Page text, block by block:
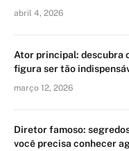
abril 4, 2026
Ator principal: descubra
figura ser tão
março 12, 2026
Diretor famoso:
você precisa conhecer